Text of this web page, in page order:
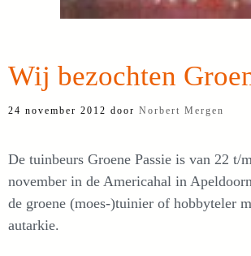
Wij bezochten
24 november 2012 door Norbert Mergen
De tuinbeurs Groene Passie is van 22 t/
november in de Americahal in
de groene (moes-)tuinier of hobbyteler
autarkie.